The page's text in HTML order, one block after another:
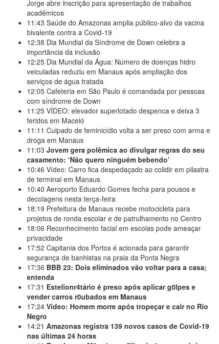
Jorge abre inscrição para apresentação de trabalhos
acadêmicos
11:43 Saúde do Amazonas amplia público-alvo da vacina
bivalente contra a Covid-19
12:38 Dia Mundial da Síndrome de Down celebra a
importância da inclusão
12:25 Dia Mundial da Água: Número de doenças hidro
veiculadas reduziu em Manaus após ampliação dos
serviços de água tratada
12:05 Cafeteria em São Paulo é comandada por pessoas
com síndrome de Down
11:25 VÍDEO: elevador superlotado despenca e deixa 3
feridos em Maceió
11:11 Culpado de feminicídio volta a ser preso com arma e
droga em Manaus
11:03 Jovem gera polêmica ao divulgar regras do seu
casamento: ‘Não quero ninguém bebendo’
10:46 Vídeo: Carro fica despedaçado ao colidir em pilastra
de terminal em Manaus
10:40 Aeroporto Eduardo Gomes fecha para pousos e
decolagens nesta terça-feira
18:19 Prefeitura de Manaus recebe motocicleta para
projetos de ronda escolar e de patrulhamento no Centro
18:06 Reconhecimento facial em escolas pode ameaçar
privacidade
17:52 Capitania dos Portos é acionada para garantir
segurança de banhistas na praia da Ponta Negra
17:36 BBB 23: Dois eliminados vão voltar para a casa;
entenda
17:31 Estelionr4tário é preso após aplicar g0lpes e
vender carros r0ubados em Manaus
17:24 Vídeo: Homem morre após tropeçar e cair no Rio
Negro
14:21 Amazonas registra 139 novos casos de Covid-19
nas últimas 24 horas